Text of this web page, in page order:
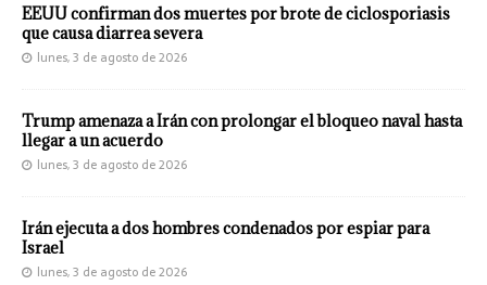
EEUU confirman dos muertes por brote de ciclosporiasis
que causa diarrea severa
lunes, 3 de agosto de 2026
Trump amenaza a Irán con prolongar el bloqueo naval hasta
llegar a un acuerdo
lunes, 3 de agosto de 2026
Irán ejecuta a dos hombres condenados por espiar para
Israel
lunes, 3 de agosto de 2026